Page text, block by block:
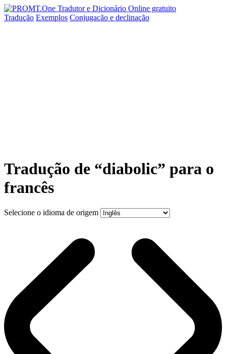
Tradução Exemplos Conjugação e declinação
Tradução de “diabolic” para o
francês
Selecione o idioma de origem